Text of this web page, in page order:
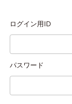
ログイン用ID
パスワード